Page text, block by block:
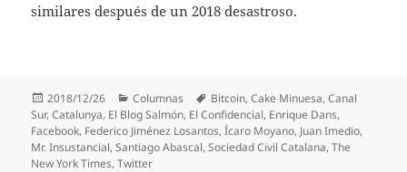
similares después de un 2018 desastroso.
Publicado
el
2018/12/26 Categorías
Columnas Etiquetas
Bitcoin,Cake Minuesa,Canal
Sur,Catalunya, El Blog Salmón, El Confidencial, Enrique Dans,
Facebook, Federico Jiménez Losantos,Ícaro Moyano, Juan Imedio,
Mr. Insustancial,Santiago Abascal,Sociedad Civil Catalana,The
New York Times,Twitter